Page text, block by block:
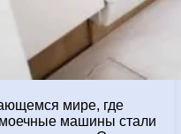
мире, где
машины стали